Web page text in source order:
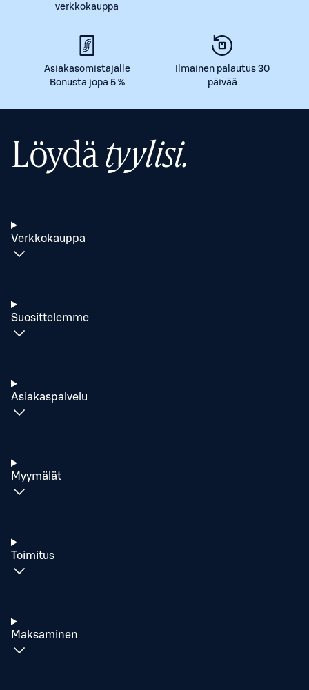
verkkokauppa
Asiakasomistajalle
Bonusta jopa 5 %
Ilmainen palautus 30
päivää
Löydätyylisi.
Verkkokauppa
Suosittelemme
Asiakaspalvelu
Myymälät
Toimitus
Maksaminen